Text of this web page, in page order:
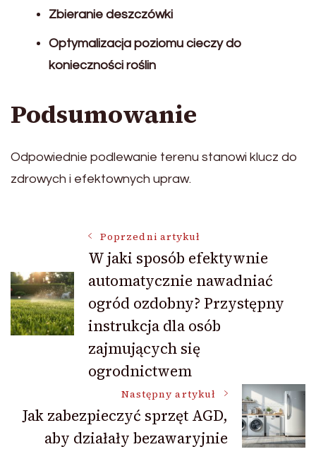
Zbieranie deszczówki
Optymalizacja poziomu cieczy do
konieczności roślin
Podsumowanie
Odpowiednie podlewanie terenu stanowi klucz do
zdrowych i efektownych upraw.
Nawigacja
wpisu
Poprzedni artykuł
W jaki sposób efektywnie
automatycznie nawadniać
ogród ozdobny? Przystępny
instrukcja dla osób
zajmujących się
ogrodnictwem
Następny artykuł
Jak zabezpieczyć sprzęt AGD,
aby działały bezawaryjnie